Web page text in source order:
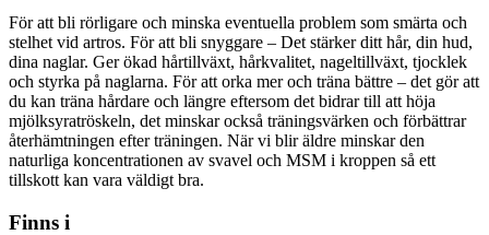
För att bli rörligare och minska eventuella problem som smärta och
stelhet vid artros. För att bli snyggare – Det stärker ditt hår, din hud,
dina naglar. Ger ökad hårtillväxt, hårkvalitet, nageltillväxt, tjocklek
och styrka på naglarna. För att orka mer och träna bättre – det gör att
du kan träna hårdare och längre eftersom det bidrar till att höja
mjölksyratröskeln, det minskar också träningsvärken och förbättrar
återhämtningen efter träningen. När vi blir äldre minskar den
naturliga koncentrationen av svavel och MSM i kroppen så ett
tillskott kan vara väldigt bra.
Finns i